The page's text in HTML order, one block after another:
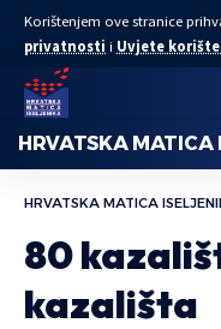
Korištenjem ove stranice
privatnosti i Uvjete
HRVATSKA MATICA
HRVATSKA MATICA
80
kazališta